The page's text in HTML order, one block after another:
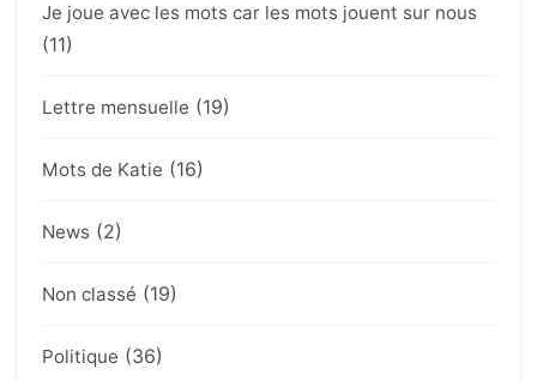
Je joue avec les mots car les mots jouent sur nous
(11)
Lettre mensuelle (19)
Mots de Katie (16)
News (2)
Non classé (19)
Politique (36)